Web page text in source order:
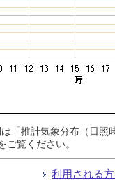
「推計気象分布（日
ご覧ください。
利用される